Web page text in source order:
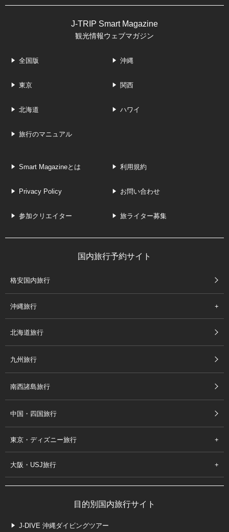
J-TRIP Smart Magazine
観光情報ウェブマガジン
全国版 沖縄
東京 関西
北海道 ハワイ
旅行のマニュアル
Smart Magazineとは 利用規約
Privacy Policy お問い合わせ
参加クリエイター 旅ライター募集
国内旅行予約サイト
格安国内旅行
沖縄旅行
北海道旅行
九州旅行
南西諸島旅行
中国・四国旅行
東京・ディズニー旅行
大阪・USJ旅行
目的別国内旅行サイト
J-DIVE 沖縄ダイビングツアー